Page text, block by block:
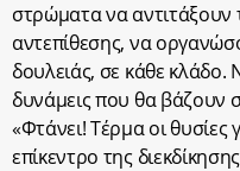
στρώματα να αντιτάξουν
αντεπίθεσης, να
δουλειάς, σε κάθε
δυνάμεις που θα βάζουν
«Φτάνει! Τέρμα οι θυσίες
επίκεντρο της